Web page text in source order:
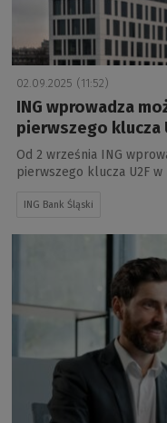
02.09.2025 (11:52)
ING wprowadza
pierwszego klucza
Od 2 września ING
pierwszego klucza U2F
ING Bank Śląski
a